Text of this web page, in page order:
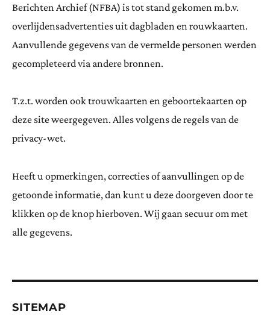
Berichten Archief (NFBA) is tot stand gekomen m.b.v.
overlijdensadvertenties uit dagbladen en rouwkaarten.
Aanvullende gegevens van de vermelde personen werden
gecompleteerd via andere bronnen.
T.z.t. worden ook trouwkaarten en geboortekaarten op
deze site weergegeven. Alles volgens de regels van de
privacy-wet.
Heeft u opmerkingen, correcties of aanvullingen op de
getoonde informatie, dan kunt u deze doorgeven door te
klikken op de knop hierboven. Wij gaan secuur om met
alle gegevens.
SITEMAP